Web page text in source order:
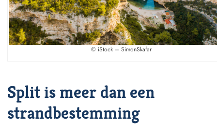
© iStock – SimonSkafar
Split is meer dan een
strandbestemming